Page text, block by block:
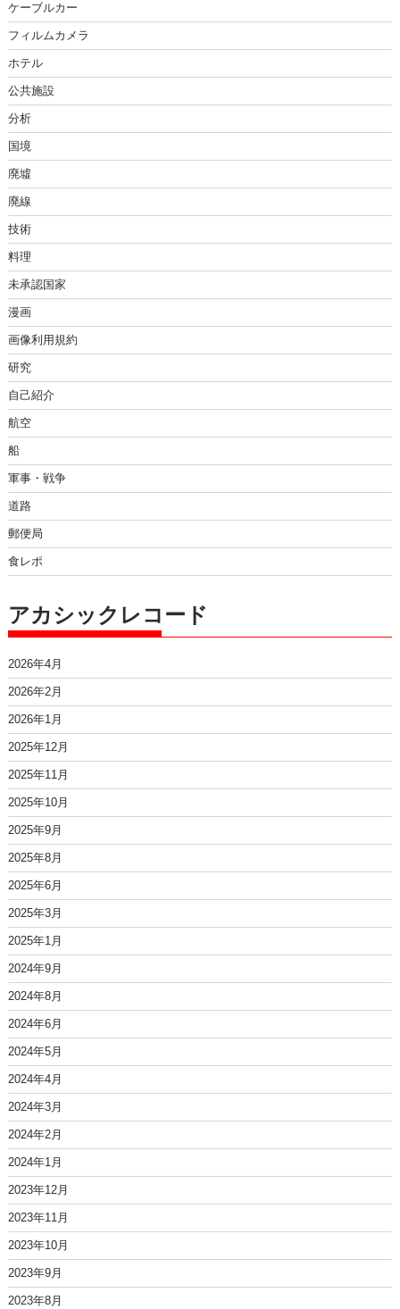
ケーブルカー
フィルムカメラ
ホテル
公共施設
分析
国境
廃墟
廃線
技術
料理
未承認国家
漫画
画像利用規約
研究
自己紹介
航空
船
軍事・戦争
道路
郵便局
食レポ
アカシックレコード
2026年4月
2026年2月
2026年1月
2025年12月
2025年11月
2025年10月
2025年9月
2025年8月
2025年6月
2025年3月
2025年1月
2024年9月
2024年8月
2024年6月
2024年5月
2024年4月
2024年3月
2024年2月
2024年1月
2023年12月
2023年11月
2023年10月
2023年9月
2023年8月